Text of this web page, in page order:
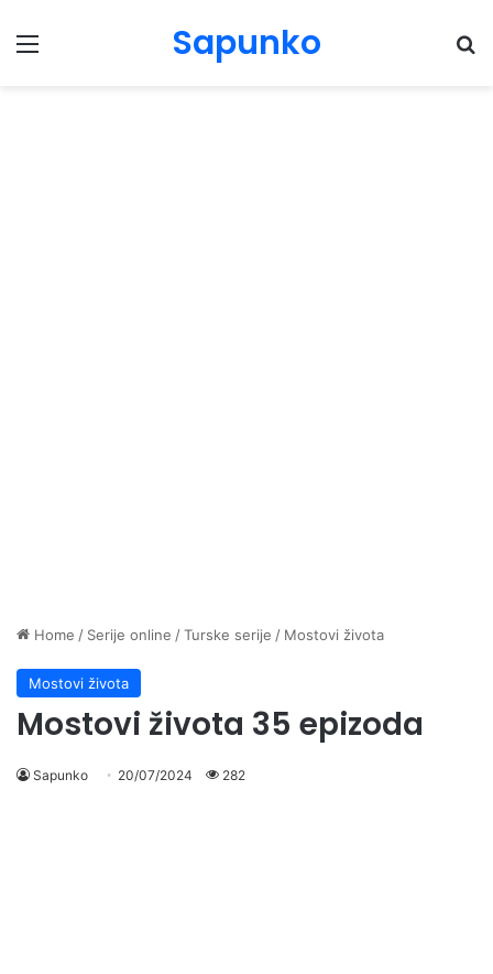
Menu Sapunko
Home / Serije online /Turske serije / Mostovi života
Mostovi života
Mostovi života 35 epizoda
Sapunko 20/07/2024 282